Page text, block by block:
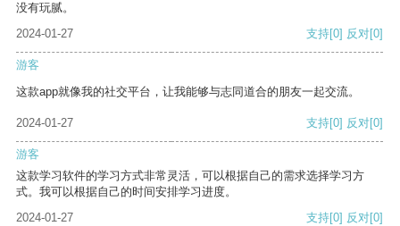
没有玩腻。
2024-01-27
支持[0] 反对[0]
游客
这款app就像我的社交平台，让我能够与志同道合的朋友一起交流。
2024-01-27 支持[0] 反对[0]
游客
这款学习软件的学习方式非常灵活，可以根据自己的需求选择学习方
式。我可以根据自己的时间安排学习进度。
2024-01-27
支持[0] 反对[0]